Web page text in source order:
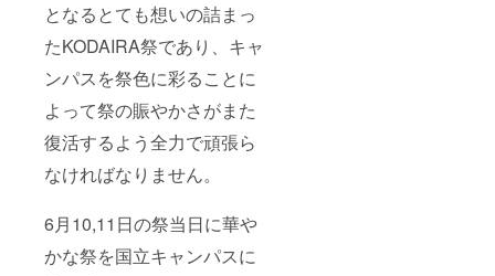
となるとても想いの詰まっ
たKODAIRA祭であり、キャ
ンパスを祭色に彩ることに
よって祭の賑やかさがまた
復活するよう全力で頑張ら
なければなりません。
6月10,11日の祭当日に華や
かな祭を国立キャンパスに